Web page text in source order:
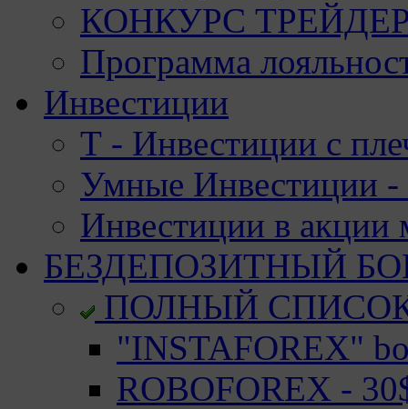
КОНКУРС
Программа
Инвестиции
Т - Инвестиции с
Умные Инвестиции -
Инвестиции в акции
БЕЗДЕПОЗИТНЫЙ
ПОЛНЫЙ
"INSTAFOREX"
ROBOFOREX -